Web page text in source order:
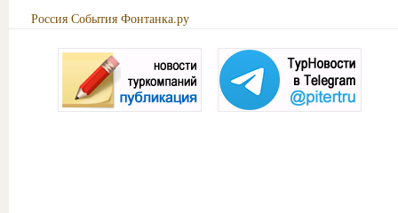
Россия События Фонтанка.ру